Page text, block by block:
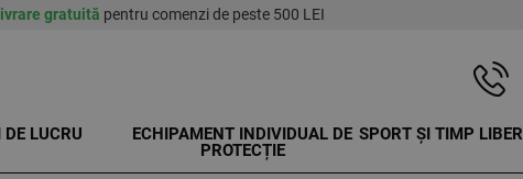
gratuită pentru comenzi de peste 500 LEI
LUCRU
ECHIPAMENT INDIVIDUAL DE
PROTECȚIE
SPORT ȘI TIMP LIBER